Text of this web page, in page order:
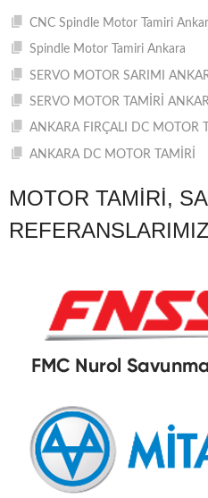
CNC Spindle Motor Tamiri
Spindle Motor Tamiri Ankara
SERVO MOTOR SARIMI
SERVO MOTOR TAMİRİ
ANKARA FIRÇALI DC MOTOR
ANKARA DC MOTOR TAMİRİ
MOTOR TAMIRI,
REFERANSLARIMIZ